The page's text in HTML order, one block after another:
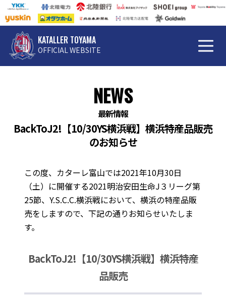
KATALLER TOYAMA
OFFICIAL WEBSITE
NEWS
最新情報
BackToJ2!【10/30YS横浜戦】横浜特産品販売
のお知らせ
この度、カターレ富山では2021年10月30日
（土）に開催する2021明治安田生命J３リーグ第
25節、Y.S.C.C.横浜戦において、横浜の特産品販
売をしますので、下記の通りお知らせいたしま
す。
BackToJ2!【10/30YS横浜戦】横浜特産
品販売